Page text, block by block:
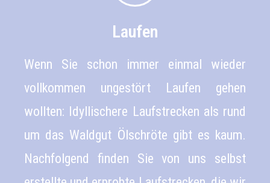
Laufen
Wenn Sie schon immer einmal wieder
vollkommen ungestört Laufen gehen
wollten: Idyllischere Laufstrecken als rund
um das Waldgut Ölschröte gibt es kaum.
Nachfolgend finden Sie von uns selbst